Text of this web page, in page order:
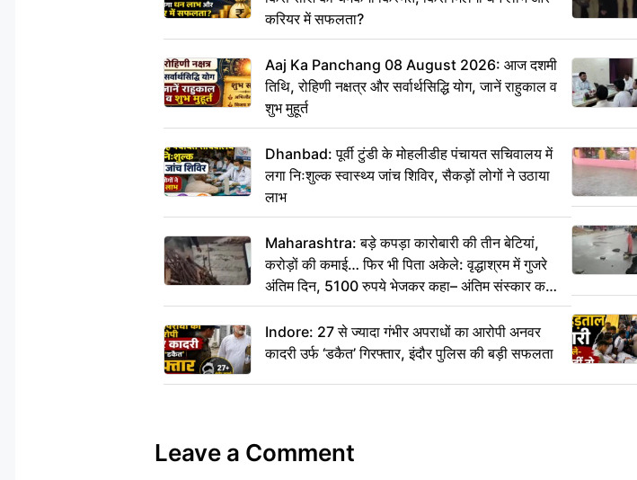
करियर में सफलता?
Aaj Ka Panchang 08 August 2026: आज दशमी
तिथि, रोहिणी नक्षत्र और सर्वार्थसिद्धि योग, जानें राहुकाल व
शुभ मुहूर्त
Dhanbad: पूर्वी टुंडी के मोहलीडीह पंचायत सचिवालय में
लगा निःशुल्क स्वास्थ्य जांच शिविर, सैकड़ों लोगों ने उठाया
लाभ
Maharashtra: बड़े कपड़ा कारोबारी की तीन बेटियां,
करोड़ों की कमाई… फिर भी पिता अकेले: वृद्धाश्रम में गुजरे
अंतिम दिन, 5100 रुपये भेजकर कहा– अंतिम संस्कार कर
दीजिए हम नहीं आ पाएंगे
Indore: 27 से ज्यादा गंभीर अपराधों का आरोपी अनवर
कादरी उर्फ ‘डकैत’ गिरफ्तार, इंदौर पुलिस की बड़ी सफलता
Leave a Comment